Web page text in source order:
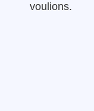
voulions.